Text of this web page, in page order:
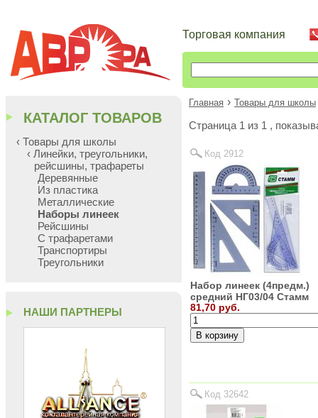
Торговая компания
Главная › Товары для школы
Cтраница 1 из 1 ,
Код 2912
Набор линеек (4предм.)
средний НГ03/04 Стамм
81,70 руб.
Код 32642
КАТАЛОГ ТОВАРОВ
‹ Товары для школы
‹ Линейки, треугольники,
рейсшины, трафареты
Деревянные
Из пластика
Металлические
Наборы линеек
Рейсшины
С трафаретами
Транспортиры
Треугольники
НАШИ ПАРТНЕРЫ